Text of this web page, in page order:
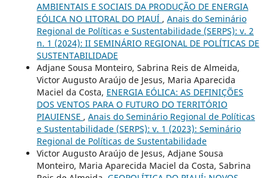
AMBIENTAIS E SOCIAIS DA PRODUÇÃO DE ENERGIA
EÓLICA NO LITORAL DO PIAUÍ , Anais do Seminário
Regional de Políticas e Sustentabilidade (SERPS): v. 2
n. 1 (2024): II SEMINÁRIO REGIONAL DE POLÍTICAS DE
SUSTENTABILIDADE
Adjane Sousa Monteiro, Sabrina Reis de Almeida,
Victor Augusto Araújo de Jesus, Maria Aparecida
Maciel da Costa, ENERGIA EÓLICA: AS DEFINIÇÕES
DOS VENTOS PARA O FUTURO DO TERRITÓRIO
PIAUIENSE , Anais do Seminário Regional de Políticas
e Sustentabilidade (SERPS): v. 1 (2023): Seminário
Regional de Políticas de Sustentabilidade
Victor Augusto Araújo de Jesus, Adjane Sousa
Monteiro, Maria Aparecida Maciel da Costa, Sabrina